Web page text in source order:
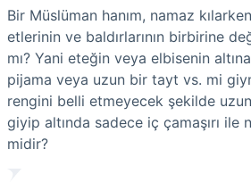
Bir Müslüman hanım, namaz
etlerinin ve baldırlarının birbirine
mı? Yani eteğin veya elbisenin
pijama veya uzun bir tayt vs. mi
rengini belli etmeyecek şekilde
giyip altında sadece iç çamaşırı ile
midir?